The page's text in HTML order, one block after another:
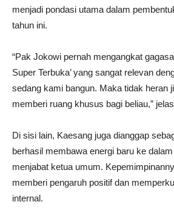
menjadi pondasi utama dalam
tahun ini.
“Pak Jokowi pernah mengangkat
Super Terbuka’ yang sangat relevan
sedang kami bangun. Maka tidak heran
memberi ruang khusus bagi beliau,”
Di sisi lain, Kaesang juga dianggap
berhasil membawa energi baru ke
menjabat ketua umum.
memberi pengaruh positif dan
internal.